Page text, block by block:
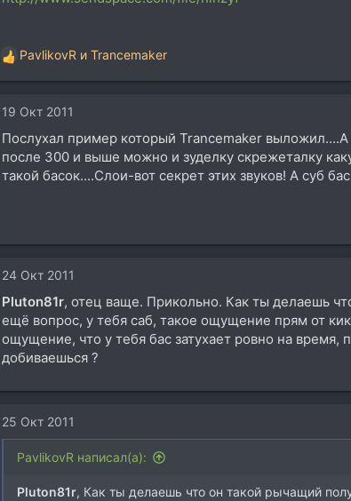
Р
е
к
и
и
PavlikovR и Trancemaker
19 Окт 2011
Послухал пример который Trancemaker
после 300 и выше можно и зуделку скрежеталку
такой басок....Слои-вот секрет этих звуков! А суб
24 Окт 2011
Pluton81r, отец ваще. Прикольно. Как ты делаешь
ещё вопрос, у тебя саб, такое ощущение прям от
ощущение, что у тебя бас затухает ровно на время,
добиваешься ?
25 Окт 2011
PavlikovR написал(а):
Pluton81r, Как ты делаешь что он такой рычащий